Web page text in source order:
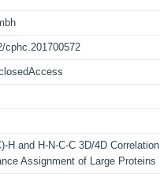
cphc.201700572
H and H-N-C-C 3D/4D Correlation
Assignment of Large Proteins